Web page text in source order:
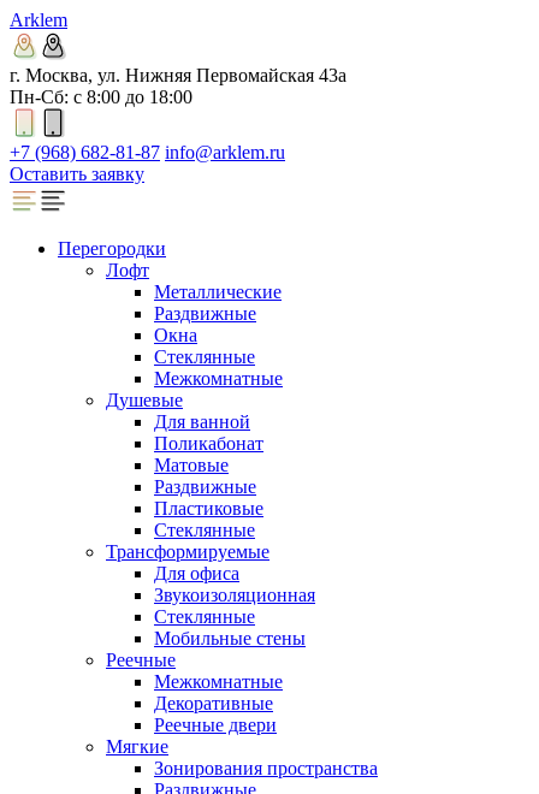
Arklem
г. Москва, ул. Нижняя Первомайская 43а
Пн-Сб: с 8:00 до 18:00
+7 (968) 682-81-87 info@arklem.ru
Оставить заявку
Перегородки
Лофт
Металлические
Раздвижные
Окна
Стеклянные
Межкомнатные
Душевые
Для ванной
Поликабонат
Матовые
Раздвижные
Пластиковые
Стеклянные
Трансформируемые
Для офиса
Звукоизоляционная
Стеклянные
Мобильные стены
Реечные
Межкомнатные
Декоративные
Реечные двери
Мягкие
Зонирования пространства
Раздвижные